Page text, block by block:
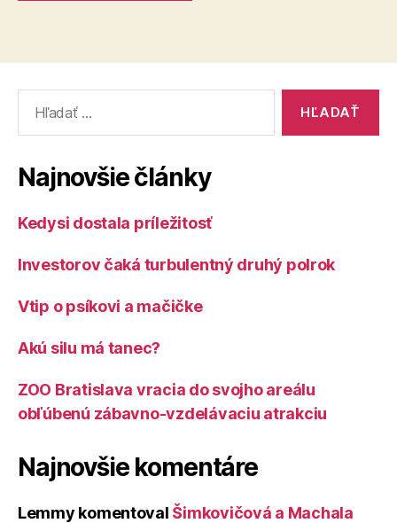
Najnovšie články
Kedysi dostala príležitosť
Investorov čaká turbulentný druhý polrok
Vtip o psíkovi a mačičke
Akú silu má tanec?
ZOO Bratislava vracia do svojho areálu
obľúbenú zábavno-vzdelávaciu atrakciu
Najnovšie komentáre
Lemmy komentoval Šimkovičová a Machala